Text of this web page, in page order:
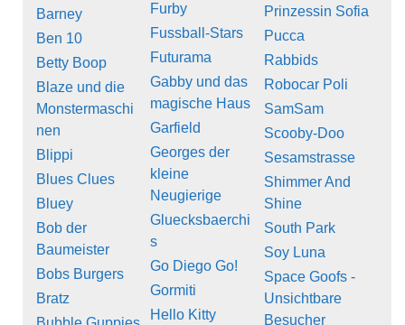
Barney
Ben 10
Betty Boop
Blaze und die
Monstermaschi
nen
Blippi
Blues Clues
Bluey
Bob der
Baumeister
Bobs Burgers
Bratz
Furby
Fussball-Stars
Futurama
Gabby und das
magische Haus
Garfield
Georges der
kleine
Neugierige
Gluecksbaerchi
s
Go Diego Go!
Gormiti
Hello Kitty
Prinzessin Sofia
Pucca
Rabbids
Robocar Poli
SamSam
Scooby-Doo
Sesamstrasse
Shimmer And
Shine
South Park
Soy Luna
Space Goofs -
Unsichtbare
Besucher